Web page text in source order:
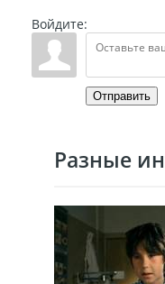
Войдите:
Отправить
Разные